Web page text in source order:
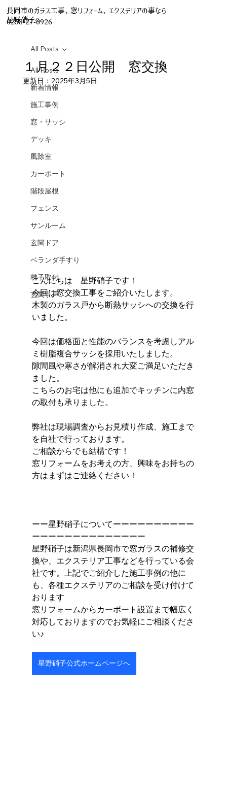
長岡市のガラス工事、窓リフォーム、エクステリアの事なら
星野硝子へ
0258-27-6926
All Posts
新着情報
施工事例
窓・サッシ
デッキ
風除室
カーポート
階段屋根
フェンス
サンルーム
玄関ドア
ベランダ手すり
梯子取付
玄関引戸
All Posts
１月２２日公開 窓交換
更新日： 2025年3月5日
こんにちは　星野硝子です！
今回は窓交換工事をご紹介いたします。
木製のガラス戸から断熱サッシへの交換を行
いました。
今回は価格面と性能のバランスを考慮しアル
ミ樹脂複合サッシを採用いたしました。
隙間風や寒さが解消され大変ご満足いただき
ました。
こちらのお宅は他にも追加でキッチンに内窓
の取付も承りました。
弊社は現場調査からお見積り作成、施工まで
を自社で行っております。
ご相談からでも結構です！
窓リフォームをお考えの方、興味をお持ちの
方はまずはご連絡ください！
ーー星野硝子についてーーーーーーーーーー
ーーーーーーーーーーーーーー
星野硝子は新潟県長岡市で窓ガラスの補修交
換や、エクステリア工事などを行っている会
社です。上記でご紹介した施工事例の他に
も、各種エクステリアのご相談を受け付けて
おります
窓リフォームからカーポート設置まで幅広く
対応しておりますのでお気軽にご相談くださ
い♪
星野硝子公式ホームページへ